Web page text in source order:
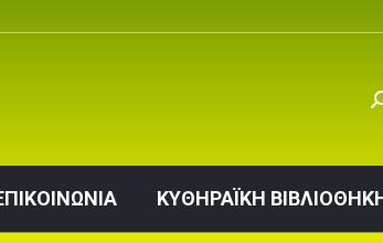
ΚΥΘΗΡΑΪΚΗ
ΕΠΙΚΟΙΝΩΝΙΑ ΚΥΘΗΡΑΪΚΗ